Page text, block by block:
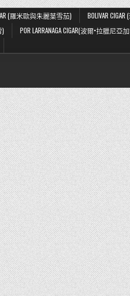
(羅米歐與朱麗葉雪茄)
BOLIVAR
)
POR LARRANAGA CIGAR(波爾•拉臘尼亞